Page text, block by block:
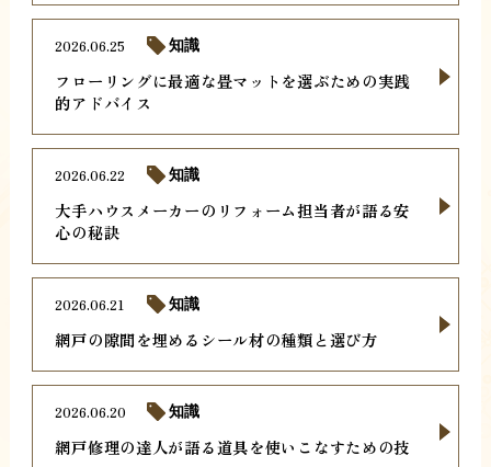
フローリングに最適な畳マットを選ぶための実践
的アドバイス
2026.06.25 知識
大手ハウスメーカーのリフォーム担当者が語る安
心の秘訣
2026.06.22 知識
網戸の隙間を埋めるシール材の種類と選び方
2026.06.21 知識
網戸修理の達人が語る道具を使いこなすための技
2026.06.20 知識